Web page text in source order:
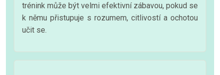
trénink může být velmi efektivní zábavou, pokud se
k němu přistupuje s rozumem, citlivostí a ochotou
učit se.